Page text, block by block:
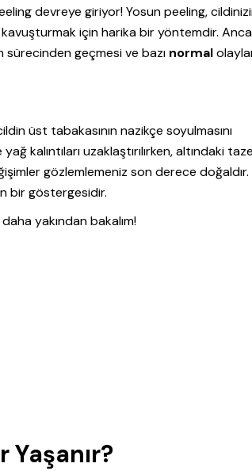
devreye giriyor! Yosun peeling,
için harika bir yöntemdir.
geçmesi ve bazı normal
üst tabakasının nazikçe soyulmasını
kalıntıları uzaklaştırılırken, altındaki
gözlemlemeniz son derece doğaldır.
bir göstergesidir.
yakından bakalım!
Yaşanır?